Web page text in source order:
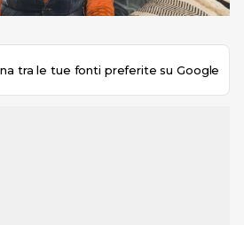
tra le tue fonti preferite su Google